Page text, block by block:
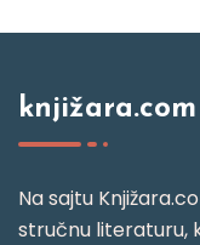
knjižara.com
Na sajtu
stručnu literaturu,